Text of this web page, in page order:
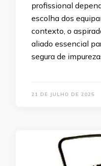
profissional
escolha dos
contexto, o
aliado essencial
segura de
21 DE JULHO DE 2025